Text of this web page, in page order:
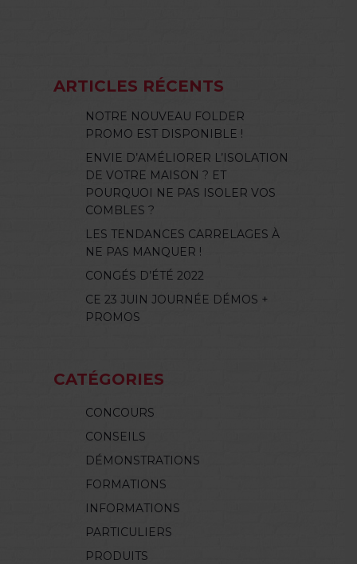
ARTICLES RÉCENTS
NOTRE NOUVEAU FOLDER
PROMO EST DISPONIBLE !
ENVIE D’AMÉLIORER L’ISOLATION
DE VOTRE MAISON ? ET
POURQUOI NE PAS ISOLER VOS
COMBLES ?
LES TENDANCES CARRELAGES À
NE PAS MANQUER !
CONGÉS D’ÉTÉ 2022
CE 23 JUIN JOURNÉE DÉMOS +
PROMOS
CATÉGORIES
CONCOURS
CONSEILS
DÉMONSTRATIONS
FORMATIONS
INFORMATIONS
PARTICULIERS
PRODUITS